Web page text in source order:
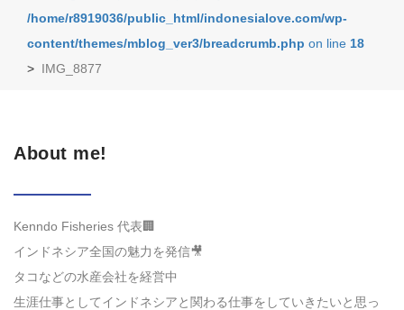
/home/r8919036/public_html/indonesialove.com/wp-
content/themes/mblog_ver3/breadcrumb.php on line 18
> IMG_8877
About me!
Kenndo Fisheries 代表🏢
インドネシア全国の魅力を発信🎥
タコなどの水産会社を経営中
生涯仕事としてインドネシアと関わる仕事をしていきたいと思っ